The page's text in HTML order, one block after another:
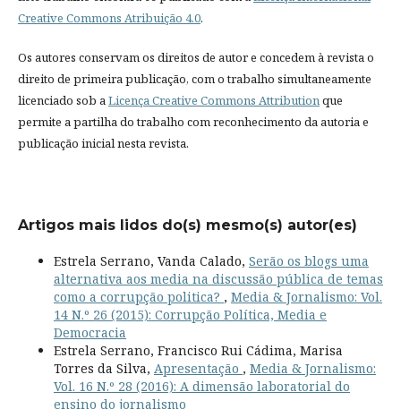
Creative Commons Atribuição 4.0.
Os autores conservam os direitos de autor e concedem à revista o
direito de primeira publicação, com o trabalho simultaneamente
licenciado sob aLicença Creative Commons Attributionque
permite a partilha do trabalho com reconhecimento da autoria e
publicação inicial nesta revista.
Artigos mais lidos do(s) mesmo(s) autor(es)
Estrela Serrano, Vanda Calado, Serão os blogs uma
alternativa aos media na discussão pública de temas
como a corrupção politica? , Media & Jornalismo: Vol.
14 N.º 26 (2015): Corrupção Política, Media e
Democracia
Estrela Serrano, Francisco Rui Cádima, Marisa
Torres da Silva, Apresentação , Media & Jornalismo:
Vol. 16 N.º 28 (2016): A dimensão laboratorial do
ensino do jornalismo